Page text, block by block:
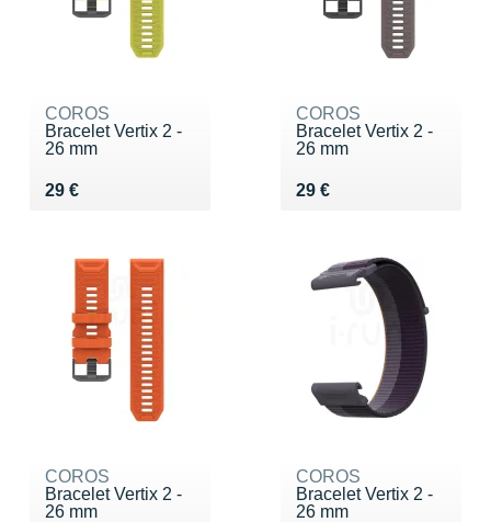
COROS
Bracelet Vertix 2 -
26 mm
29 €
Vendu 29 €
COROS
Bracelet Vertix 2 -
26 mm
29 €
Vendu 29 €
COROS
Bracelet Vertix 2 -
26 mm
COROS
Bracelet Vertix 2 -
26 mm